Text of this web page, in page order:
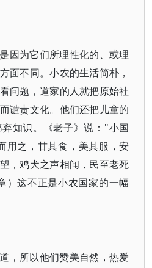
因为它们所理性化的、或理
面不同。小农的生活简朴，
问题，道家的人就把原始社
谴责文化。他们还把儿童的
知识。《老子》说："小国
用之，甘其食，美其服，安
，鸡犬之声相闻，民至老死
）这不正是小农国家的一幅
，所以他们赞美自然，热爱